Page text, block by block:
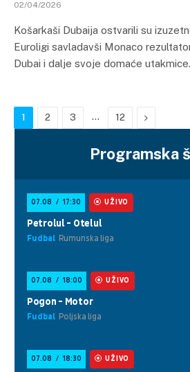
02/04/2026
Košarkaši Dubaija ostvarili su
Euroligi savladavši Monaco
Dubai i dalje svoje domaće
1 2 3 … 12 Next
Programska